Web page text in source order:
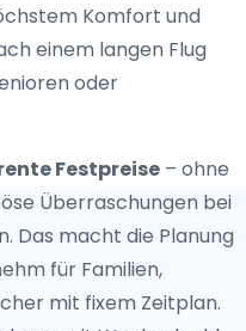
Komfort und
einem langen Flug
oder
Festpreise – ohne
Überraschungen bei
Das macht die Planung
für Familien,
mit fixem Zeitplan.